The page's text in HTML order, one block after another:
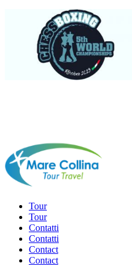
Tour
Tour
Contatti
Contatti
Contact
Contact